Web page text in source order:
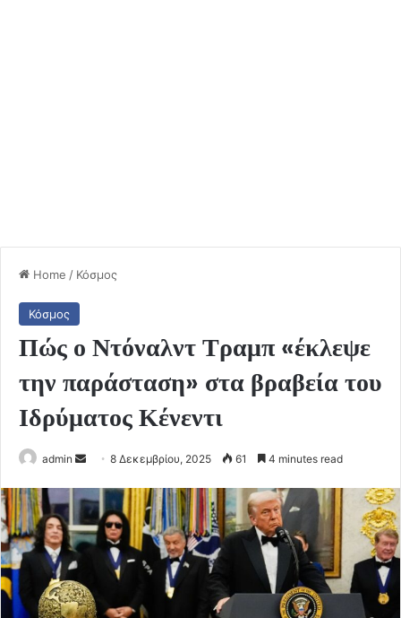
Home / Κόσμος
Κόσμος
Πώς ο Ντόναλντ Τραμπ «έκλεψε
την παράσταση» στα βραβεία του
Ιδρύματος Κένεντι
admin
Send
email
8 Δεκεμβρίου, 2025 61 4 minutes read